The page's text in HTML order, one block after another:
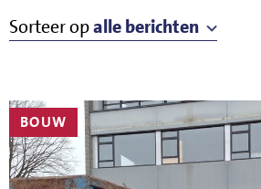
Sorteer opalle berichten
BOUW